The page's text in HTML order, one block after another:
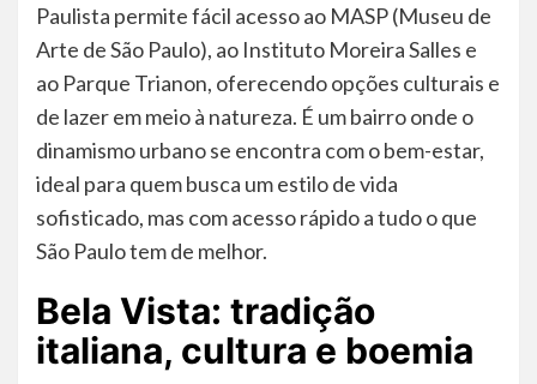
Paulista permite fácil acesso ao MASP (Museu de
Arte de São Paulo), ao Instituto Moreira Salles e
ao Parque Trianon, oferecendo opções culturais e
de lazer em meio à natureza. É um bairro onde o
dinamismo urbano se encontra com o bem-estar,
ideal para quem busca um estilo de vida
sofisticado, mas com acesso rápido a tudo o que
São Paulo tem de melhor.
Bela Vista: tradição
italiana, cultura e boemia